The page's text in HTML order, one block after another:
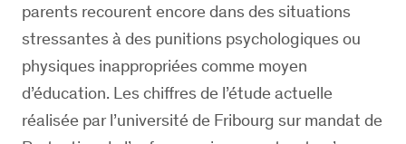
parents recourent encore dans des situations
stressantes à des punitions psychologiques ou
physiques inappropriées comme moyen
d’éducation. Les chiffres de l’étude actuelle
réalisée par l’université de Fribourg sur mandat de